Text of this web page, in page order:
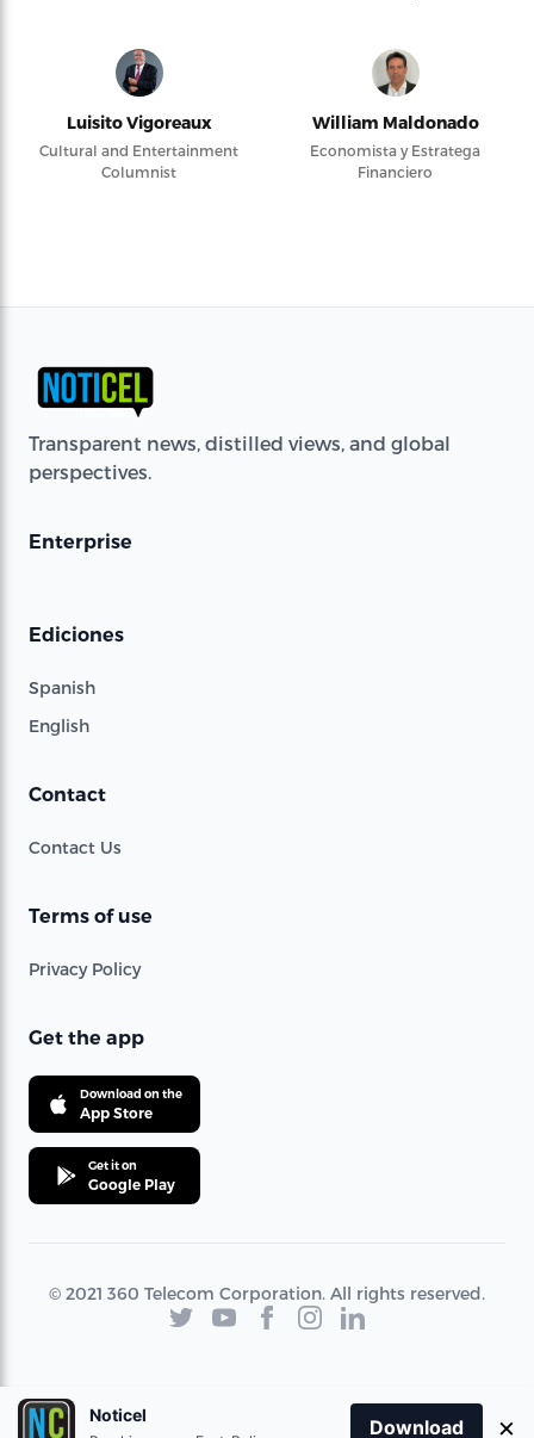
Luisito Vigoreaux
Cultural and Entertainment
Columnist
William Maldonado
Economista y Estratega
Financiero
Transparent news, distilled views, and global
perspectives.
Enterprise
Ediciones
Spanish
English
Contact
Contact Us
Terms of use
Privacy Policy
Get the app
Download on the
App Store
Get it on
Google Play
© 2021 360 Telecom Corporation. All rights reserved.
Noticel
Download ×